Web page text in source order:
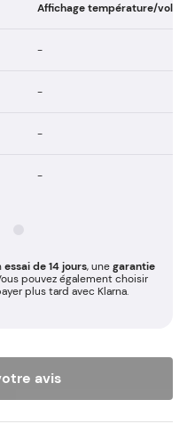
Affichage température/
-
-
-
-
essai de 14 jours, unegarantie
pouvez également choisir
plus tard avec Klarna.
avis